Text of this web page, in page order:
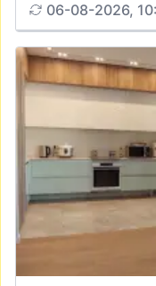
06-08-2026,